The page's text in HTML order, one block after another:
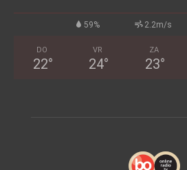
59% 2.2m/s
DO
22°
VR
24°
ZA
23°